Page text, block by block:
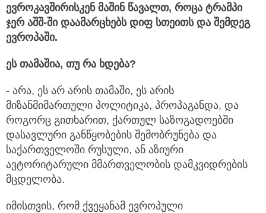
ევროკავშირისკენ მაშინ წავალთ, როცა ტრამპი
ჯერ აშშ-ში დაამარცხებს დიფ სთეითს და შემდეგ
ევროპაში.
ეს თამაშია, თუ რა ხდება?
- არა, ეს არ არის თამაში, ეს არის
მიზანმიმართული პოლიტიკა, პროპაგანდა, და
როგორც გითხარით, ქართულ საზოგადოებში
დასავლური განწყობების შემობრუნება და
საქართველოში რუსული, ან აზიური
ავტორიტარული მმართველობის დამკვიდრების
მცდელობა.
იმისთვის, რომ ქვეყანამ ევროპული